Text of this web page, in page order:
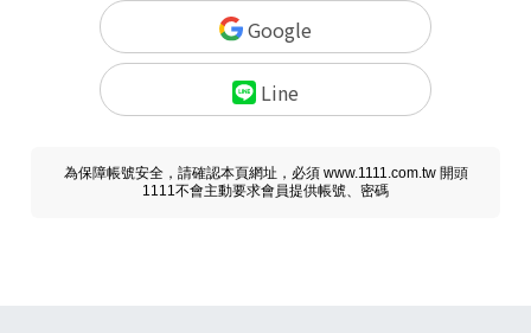
Google
Line
為保障帳號安全，請確認本頁網址，必須 www.1111.com.tw 開頭
1111不會主動要求會員提供帳號、密碼